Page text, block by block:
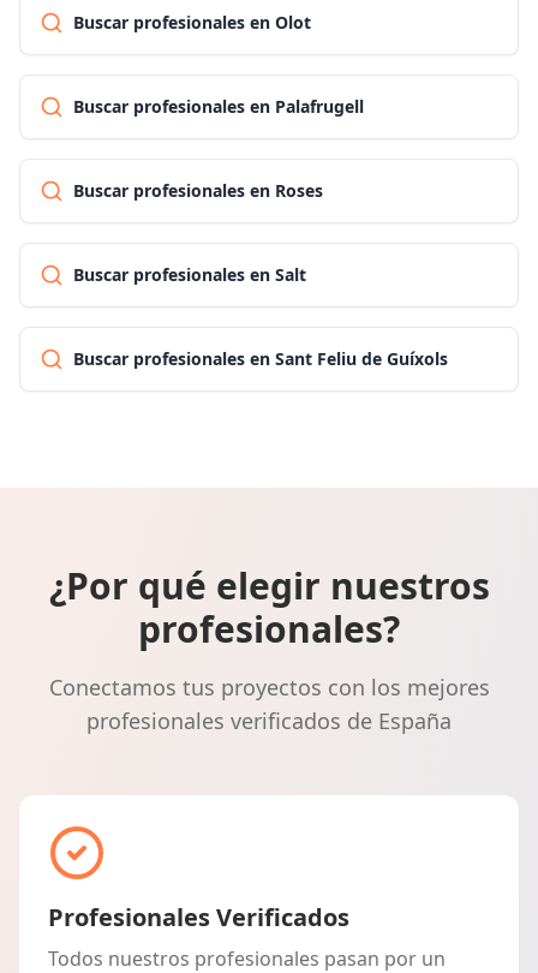
Buscar profesionales en Olot
Buscar profesionales en Palafrugell
Buscar profesionales en Roses
Buscar profesionales en Salt
Buscar profesionales en Sant Feliu de Guíxols
¿Por qué elegir nuestros
profesionales?
Conectamos tus proyectos con los mejores
profesionales verificados de España
Profesionales Verificados
Todos nuestros profesionales pasan por un